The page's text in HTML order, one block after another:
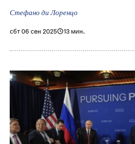
Стефано ди Лоренцо
сбт 06 сен 2025 13 мин.